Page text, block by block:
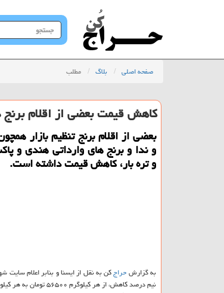
جستجو
در
صفحه اصلی بلاگ مطلب
کاهش قیمت بعضی از اقلام برنج
بعضی از اقلام برنج تنظیم بازار
و ندا و برنج های وارداتی هندی و
و تره بار، کاهش قیمت داشته است.
به گزارشحراج
نیم درصد کاهش، از هر کیلوگرم ۵۶۵۰۰ تومان به هر کیلوگرم ۵۲۵۰۰ تومان رسیده است.